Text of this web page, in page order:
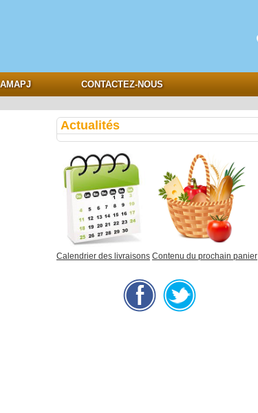
AMAPJ CONTACTEZ-NOUS
Actualités
Calendrier des livraisons Contenu du prochain panier